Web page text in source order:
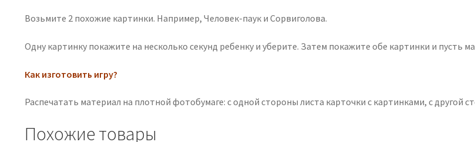
Возьмите 2 похожие картинки. Например, Человек-паук и Сорвиголова.
Одну картинку покажите на несколько секунд ребенку и уберите. Затем покажите обе картинки и пусть
Как изготовить игру?
Распечатать материал на плотной фотобумаге: с одной стороны листа карточки с картинками, с другой
Похожие товары